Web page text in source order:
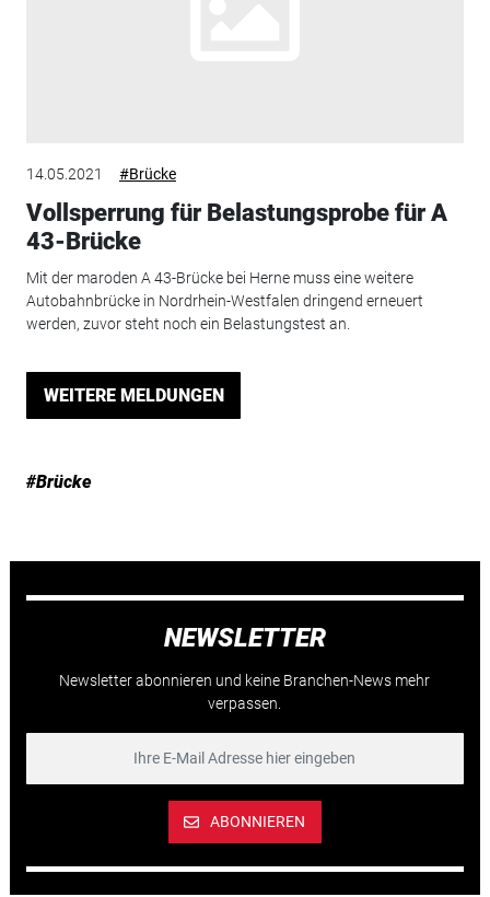
14.05.2021 #Brücke
Vollsperrung für Belastungsprobe für A
43-Brücke
Mit der maroden A 43-Brücke bei Herne muss eine weitere
Autobahnbrücke in Nordrhein-Westfalen dringend erneuert
werden, zuvor steht noch ein Belastungstest an.
WEITERE MELDUNGEN
#Brücke
NEWSLETTER
Newsletter abonnieren und keine Branchen-News mehr
verpassen.
ABONNIEREN